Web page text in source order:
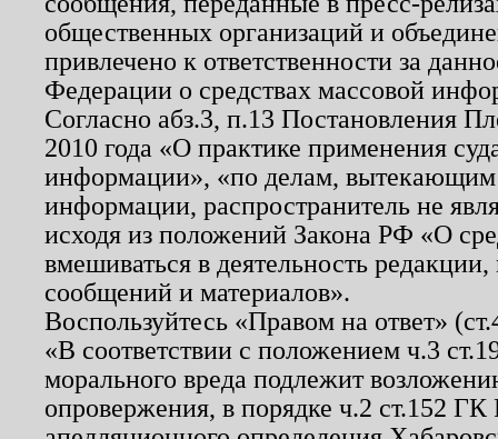
общественных организаций и
привлечено к ответственности за
Федерации о средствах массовой
Согласно абз.3, п.13 Постановления
2010 года «О практике применения
информации», «по делам, вытекающим
информации, распространитель не
исходя из положений Закона РФ «О
вмешиваться в деятельность
сообщений и материалов».
Воспользуйтесь «Правом на ответ»
«В соответствии с положением ч.3
морального вреда подлежит
опровержения, в порядке ч.2 ст.152